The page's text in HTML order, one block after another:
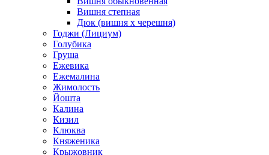
Вишня степная
Дюк (вишня х черешня)
Годжи (Лициум)
Голубика
Груша
Ежевика
Ежемалина
Жимолость
Йошта
Калина
Кизил
Клюква
Княженика
Крыжовник